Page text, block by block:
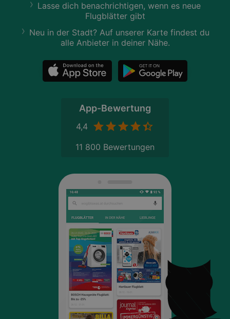
Lasse dich benachrichtigen, wenn es neue
Flugblätter gibt
Neu in der Stadt? Auf unserer Karte findest du
alle Anbieter in deiner Nähe.
App-Bewertung
4,4
11 800 Bewertungen